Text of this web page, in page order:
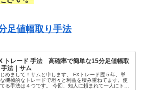
足値幅取り手法
トレード 手法 高確率で簡単な15分足値幅取
手法｜サム
めまして！サムと申します。 FXトレード歴５年、単
機械的なトレードで坦々と利益を積み重ねてます。使
る手法は４つです。 今回、知人に頼まれて一人にトレ